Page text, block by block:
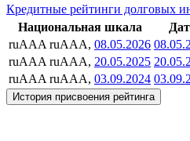
Кредитные рейтинги долговых
Национальная шкала
ruAAA ruAAA, 08.05.2026
ruAAA ruAAA, 20.05.2025
ruAAA ruAAA, 03.09.2024
История присвоения рейтинга